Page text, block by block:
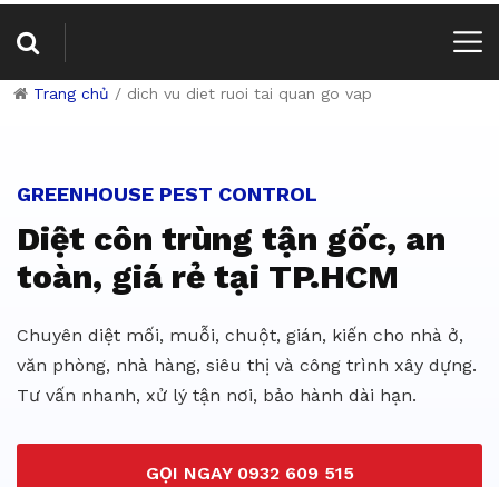
Trang chủ / dich vu diet ruoi tai quan go vap
GREENHOUSE PEST CONTROL
Diệt côn trùng tận gốc, an
toàn, giá rẻ tại TP.HCM
Chuyên diệt mối, muỗi, chuột, gián, kiến cho nhà ở,
văn phòng, nhà hàng, siêu thị và công trình xây dựng.
Tư vấn nhanh, xử lý tận nơi, bảo hành dài hạn.
GỌI NGAY 0932 609 515